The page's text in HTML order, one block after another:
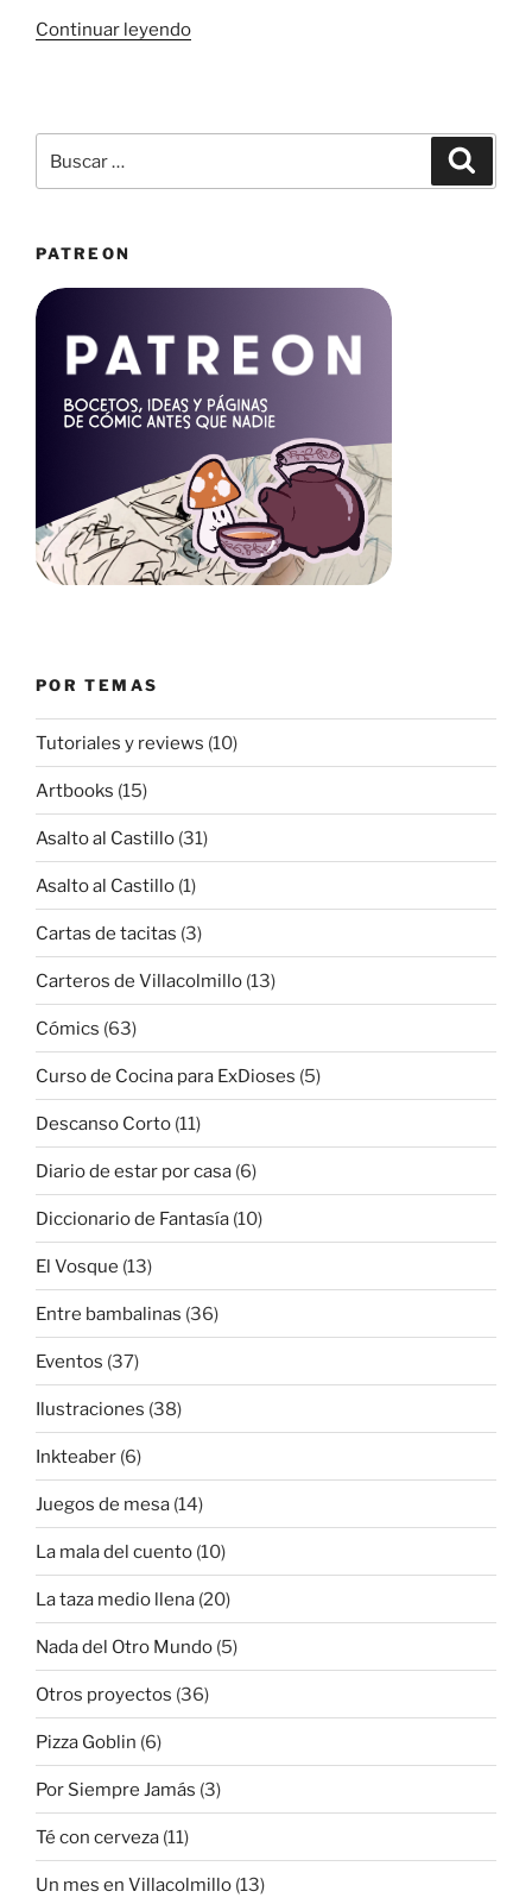
Continuar leyendo«Los
por:
PATREON
POR TEMAS
Tutoriales y reviews (10)
Artbooks (15)
Asalto al Castillo (31)
Asalto al Castillo (1)
Cartas de tacitas (3)
Carteros de Villacolmillo (13)
Cómics (63)
Curso de Cocina para ExDioses (5)
Descanso Corto (11)
Diario de estar por casa (6)
Diccionario de Fantasía (10)
El Vosque (13)
Entre bambalinas (36)
Eventos (37)
Ilustraciones (38)
Inkteaber (6)
Juegos de mesa (14)
La mala del cuento (10)
La taza medio llena (20)
Nada del Otro Mundo (5)
Otros proyectos (36)
Pizza Goblin (6)
Por Siempre Jamás (3)
Té con cerveza (11)
Un mes en Villacolmillo (13)